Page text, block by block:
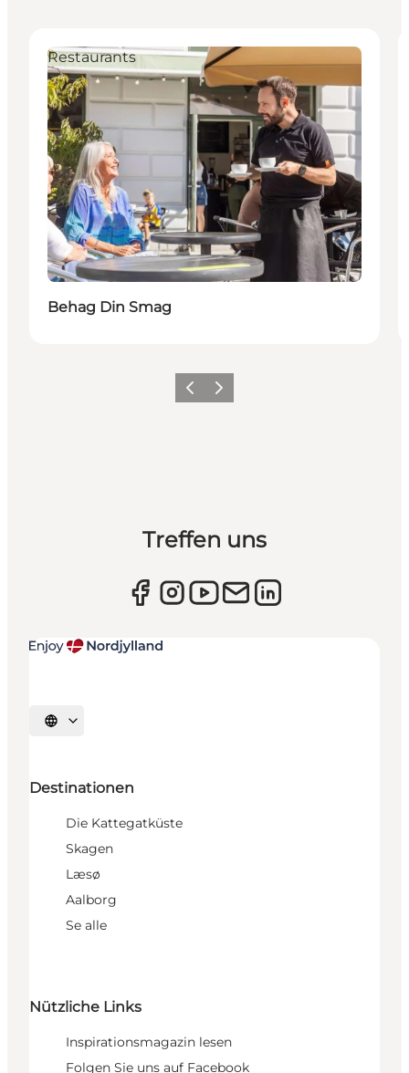
Restaurants
Behag Din Smag
ZurückWeiter
Treffen uns
Sprache auswählen
Destinationen
Die Kattegatküste
Skagen
Læsø
Aalborg
Se alle
Nützliche Links
Inspirationsmagazin lesen
Folgen Sie uns auf Facebook